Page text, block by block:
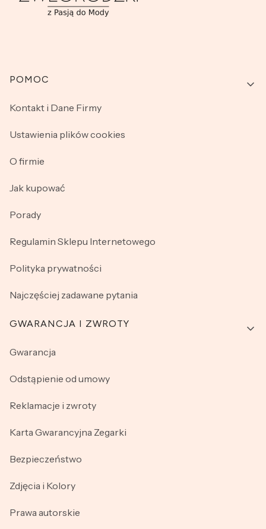
Linki w stopce
POMOC
Kontakt i Dane Firmy
Ustawienia plików cookies
O firmie
Jak kupować
Porady
Regulamin Sklepu Internetowego
Polityka prywatności
Najczęściej zadawane pytania
GWARANCJA I ZWROTY
Gwarancja
Odstąpienie od umowy
Reklamacje i zwroty
Karta Gwarancyjna Zegarki
Bezpieczeństwo
Zdjęcia i Kolory
Prawa autorskie